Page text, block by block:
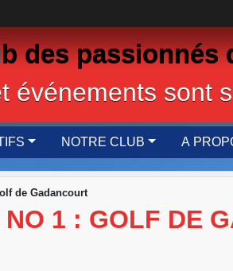
des passionnés
événements sont
NOTRE CLUB A
de Gadancourt
1 : GOLF DE